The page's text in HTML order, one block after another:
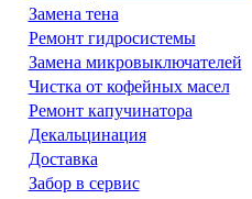
Замена тена
Ремонт гидросистемы
Замена микровыключателей
Чистка от кофейных масел
Ремонт капучинатора
Декальцинация
Доставка
Забор в сервис